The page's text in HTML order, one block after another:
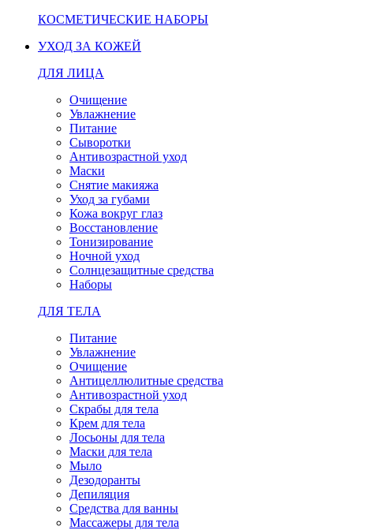
КОСМЕТИЧЕСКИЕ НАБОРЫ
УХОД ЗА КОЖЕЙ
ДЛЯ ЛИЦА
Очищение
Увлажнение
Питание
Сыворотки
Антивозрастной уход
Маски
Снятие макияжа
Уход за губами
Кожа вокруг глаз
Восстановление
Тонизирование
Ночной уход
Солнцезащитные средства
Наборы
ДЛЯ ТЕЛА
Питание
Увлажнение
Очищение
Антицеллюлитные средства
Антивозрастной уход
Скрабы для тела
Крем для тела
Лосьоны для тела
Маски для тела
Мыло
Дезодоранты
Депиляция
Средства для ванны
Массажеры для тела